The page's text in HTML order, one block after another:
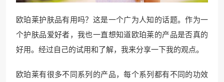
欧珀莱护肤品有用吗？这是一个广为人知的话题。作为一
个护肤品爱好者，我也一直想知道欧珀莱的产品是否真的
好用。经过自己的试用和了解，我来分享一下我的观点。
欧珀莱有很多不同系列的产品，每个系列都有不同的功效